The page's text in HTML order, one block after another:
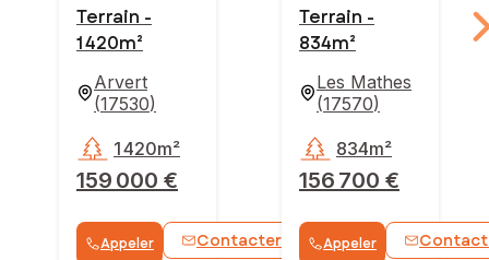
Terrain -
1 420m²
Arvert
(17530)
159 000 €
1 420m²
Appeler Contacter WhatsApp
Terrain -
834m²
Les Mathes
(17570)
156 700 €
834m²
Appeler